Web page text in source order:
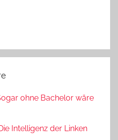
ohne Bachelor wäre
Intelligenz der Linken